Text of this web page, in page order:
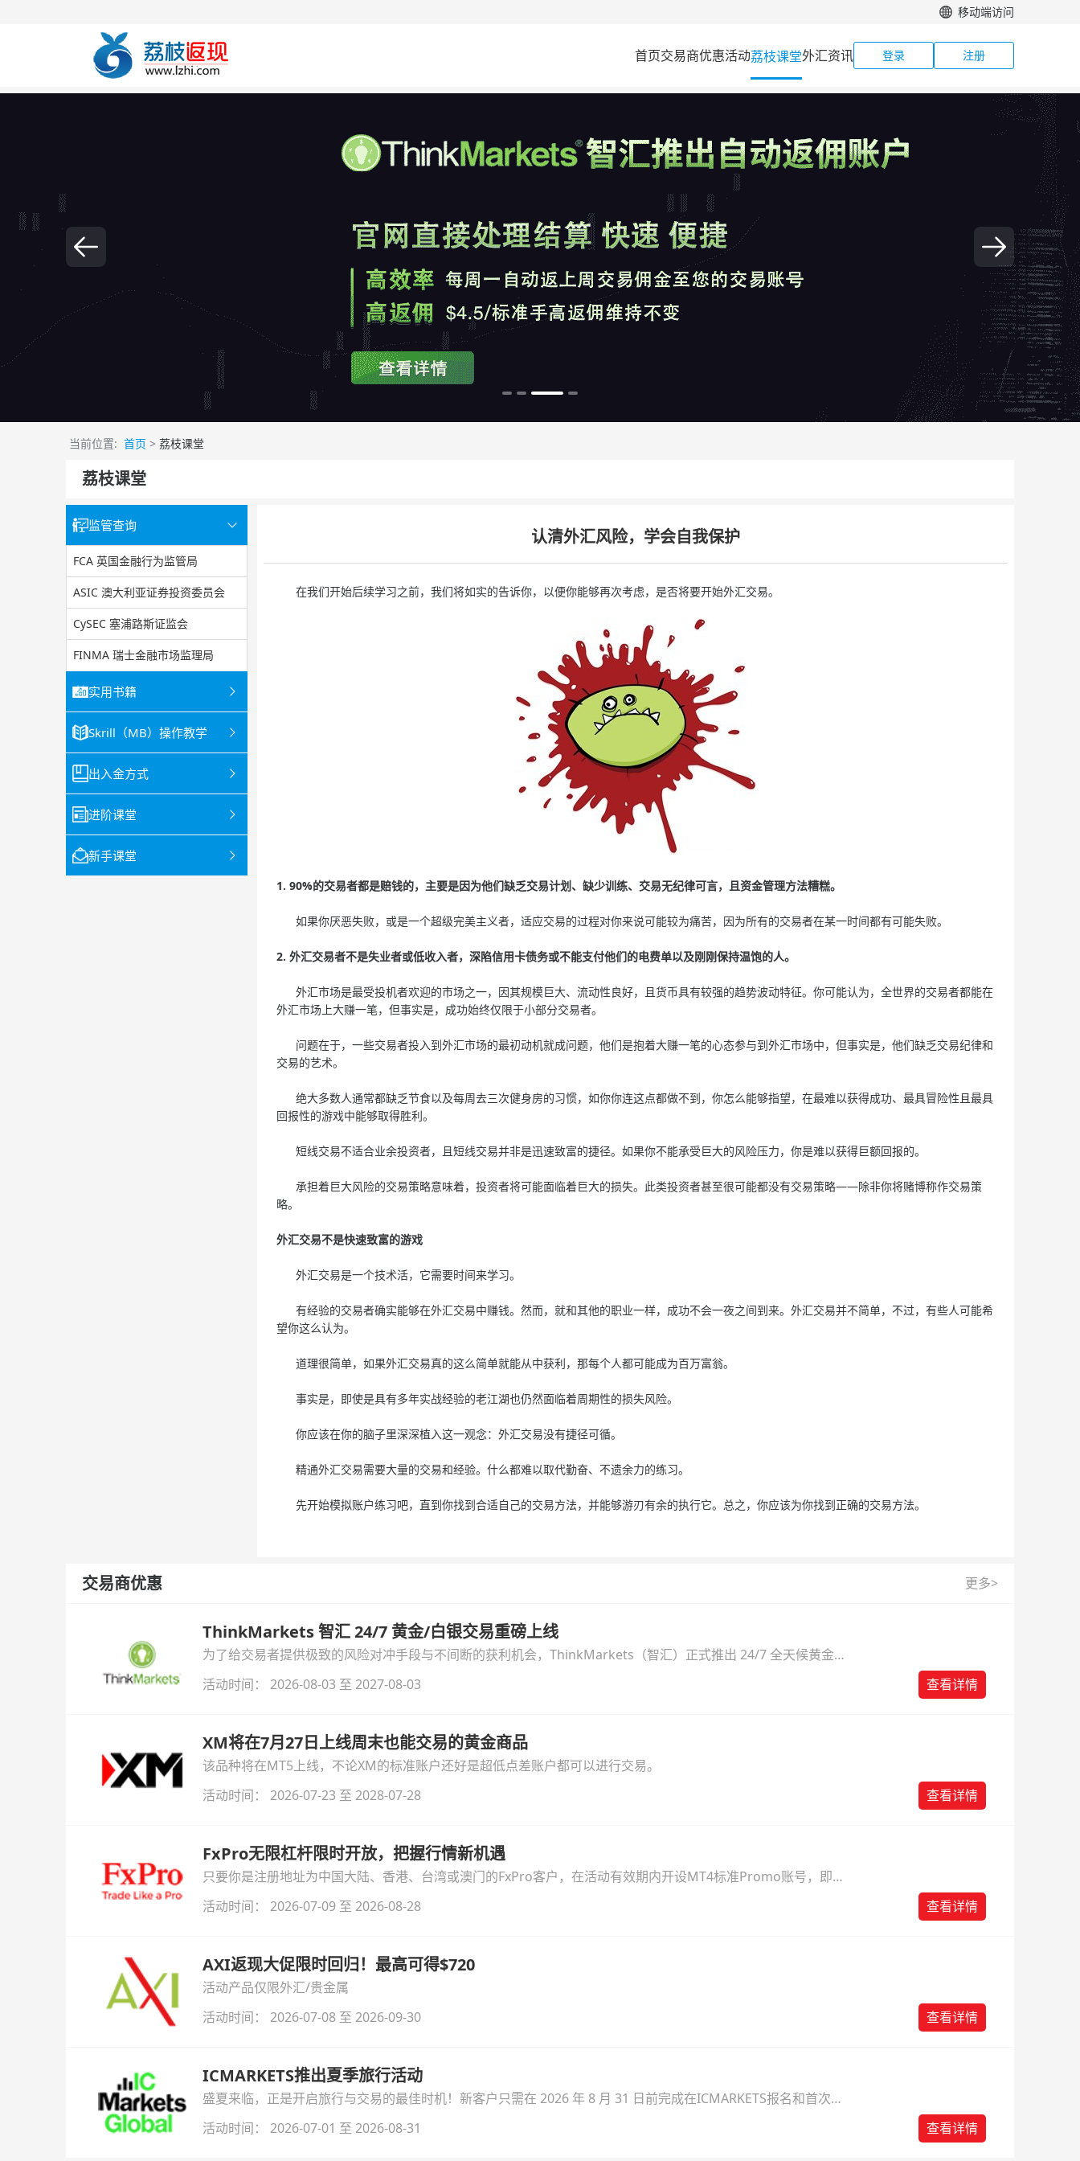
移动端访问
首页交易商优惠活动荔枝课堂外汇资讯 登录 注册
当前位置: 首页 > 荔枝课堂
荔枝课堂
监管查询
FCA 英国金融行为监管局
ASIC 澳大利亚证券投资委员会
CySEC 塞浦路斯证监会
FINMA 瑞士金融市场监理局
实用书籍
Skrill（MB）操作教学
出入金方式
进阶课堂
新手课堂
认清外汇风险，学会自我保护
在我们开始后续学习之前，我们将如实的告诉你，以便你能够再次考虑，是否将要开始外汇交易。
1. 90%的交易者都是赔钱的，主要是因为他们缺乏交易计划、缺少训练、交易无纪律可言，且资金管理方法糟糕。
如果你厌恶失败，或是一个超级完美主义者，适应交易的过程对你来说可能较为痛苦，因为所有的交易者在某一时间都有可能失败。
2. 外汇交易者不是失业者或低收入者，深陷信用卡债务或不能支付他们的电费单以及刚刚保持温饱的人。
外汇市场是最受投机者欢迎的市场之一，因其规模巨大、流动性良好，且货币具有较强的趋势波动特征。你可能认为，全世界的交易者都能在
外汇市场上大赚一笔，但事实是，成功始终仅限于小部分交易者。
问题在于，一些交易者投入到外汇市场的最初动机就成问题，他们是抱着大赚一笔的心态参与到外汇市场中，但事实是，他们缺乏交易纪律和
交易的艺术。
绝大多数人通常都缺乏节食以及每周去三次健身房的习惯，如你你连这点都做不到，你怎么能够指望，在最难以获得成功、最具冒险性且最具
回报性的游戏中能够取得胜利。
短线交易不适合业余投资者，且短线交易并非是迅速致富的捷径。如果你不能承受巨大的风险压力，你是难以获得巨额回报的。
承担着巨大风险的交易策略意味着，投资者将可能面临着巨大的损失。此类投资者甚至很可能都没有交易策略——除非你将赌博称作交易策
略。
外汇交易不是快速致富的游戏
外汇交易是一个技术活，它需要时间来学习。
有经验的交易者确实能够在外汇交易中赚钱。然而，就和其他的职业一样，成功不会一夜之间到来。外汇交易并不简单，不过，有些人可能希
望你这么认为。
道理很简单，如果外汇交易真的这么简单就能从中获利，那每个人都可能成为百万富翁。
事实是，即使是具有多年实战经验的老江湖也仍然面临着周期性的损失风险。
你应该在你的脑子里深深植入这一观念：外汇交易没有捷径可循。
精通外汇交易需要大量的交易和经验。什么都难以取代勤奋、不遗余力的练习。
先开始模拟账户练习吧，直到你找到合适自己的交易方法，并能够游刃有余的执行它。总之，你应该为你找到正确的交易方法。
交易商优惠 更多>
ThinkMarkets 智汇 24/7 黄金/白银交易重磅上线
为了给交易者提供极致的风险对冲手段与不间断的获利机会，ThinkMarkets（智汇）正式推出 24/7 全天候黄金
与白银交易！本文将为您详细拆解本次升级的核心交易品种、杠杆配置、支持软件及交易细则。
活动时间： 2026-08-03 至 2027-08-03 查看详情
XM将在7月27日上线周末也能交易的黄金商品
该品种将在MT5上线，不论XM的标准账户还好是超低点差账户都可以进行交易。
活动时间： 2026-07-23 至 2028-07-28
查看详情
FxPro无限杠杆限时开放，把握行情新机遇
只要你是注册地址为中国大陆、香港、台湾或澳门的FxPro客户，在活动有效期内开设MT4标准Promo账号，即可
自动解锁无限倍杠杆福利，无需额外复杂操作。
活动时间： 2026-07-09 至 2026-08-28 查看详情
AXI返现大促限时回归！最高可得$720
活动产品仅限外汇/贵金属
活动时间： 2026-07-08 至 2026-09-30
查看详情
ICMARKETS推出夏季旅行活动
盛夏来临，正是开启旅行与交易的最佳时机！新客户只需在 2026 年 8 月 31 日前完成在ICMARKETS报名和首次入
金即可参与！
活动时间： 2026-07-01 至 2026-08-31 查看详情